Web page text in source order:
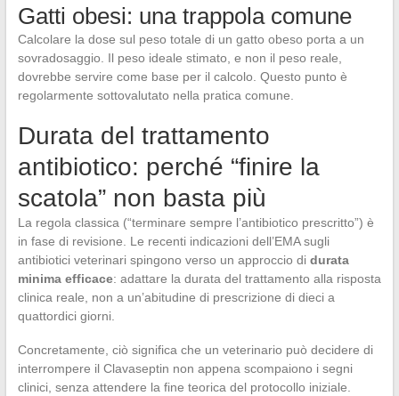
Gatti obesi: una trappola comune
Calcolare la dose sul peso totale di un gatto obeso porta a un
sovradosaggio. Il peso ideale stimato, e non il peso reale,
dovrebbe servire come base per il calcolo. Questo punto è
regolarmente sottovalutato nella pratica comune.
Durata del trattamento
antibiotico: perché “finire la
scatola” non basta più
La regola classica (“terminare sempre l’antibiotico prescritto”) è
in fase di revisione. Le recenti indicazioni dell’EMA sugli
antibiotici veterinari spingono verso un approccio di durata
minima efficace: adattare la durata del trattamento alla risposta
clinica reale, non a un’abitudine di prescrizione di dieci a
quattordici giorni.
Concretamente, ciò significa che un veterinario può decidere di
interrompere il Clavaseptin non appena scompaiono i segni
clinici, senza attendere la fine teorica del protocollo iniziale.